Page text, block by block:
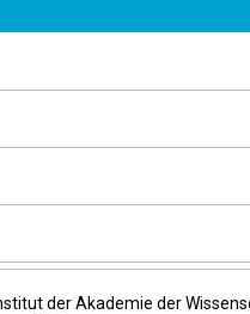
der Akademie der